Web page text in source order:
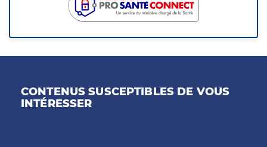
CONTENUS SUSCEPTIBLES DE VOUS
INTÉRESSER